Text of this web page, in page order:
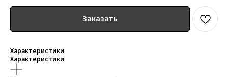
Заказать
Характеристики
Характеристики